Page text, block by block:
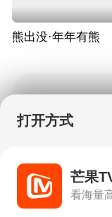
熊出没·年年有熊
0
打开方式
芒果
看海量